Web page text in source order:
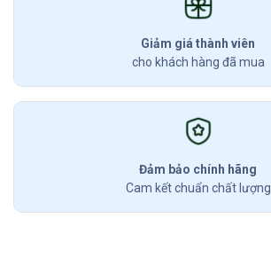
Giảm giá thành viên
cho khách hàng đã mua
Đảm bảo chính hãng
Cam kết chuẩn chất lượng